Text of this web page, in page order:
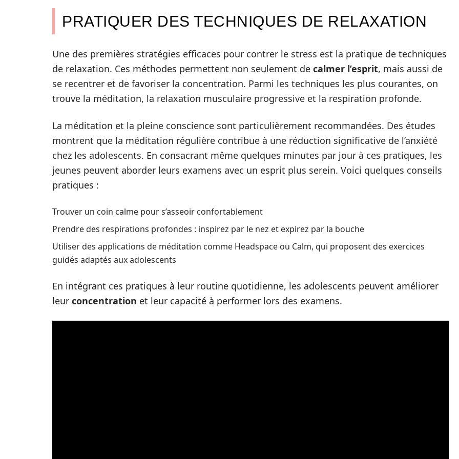
PRATIQUER DES TECHNIQUES DE RELAXATION
Une des premières stratégies efficaces pour contrer le stress est la pratique de techniques
de relaxation. Ces méthodes permettent non seulement de calmer l’esprit, mais aussi de
se recentrer et de favoriser la concentration. Parmi les techniques les plus courantes, on
trouve la méditation, la relaxation musculaire progressive et la respiration profonde.
La méditation et la pleine conscience sont particulièrement recommandées. Des études
montrent que la méditation régulière contribue à une réduction significative de l’anxiété
chez les adolescents. En consacrant même quelques minutes par jour à ces pratiques, les
jeunes peuvent aborder leurs examens avec un esprit plus serein. Voici quelques conseils
pratiques :
Trouver un coin calme pour s’asseoir confortablement
Prendre des respirations profondes : inspirez par le nez et expirez par la bouche
Utiliser des applications de méditation comme Headspace ou Calm, qui proposent des exercices
guidés adaptés aux adolescents
En intégrant ces pratiques à leur routine quotidienne, les adolescents peuvent améliorer
leur concentration et leur capacité à performer lors des examens.